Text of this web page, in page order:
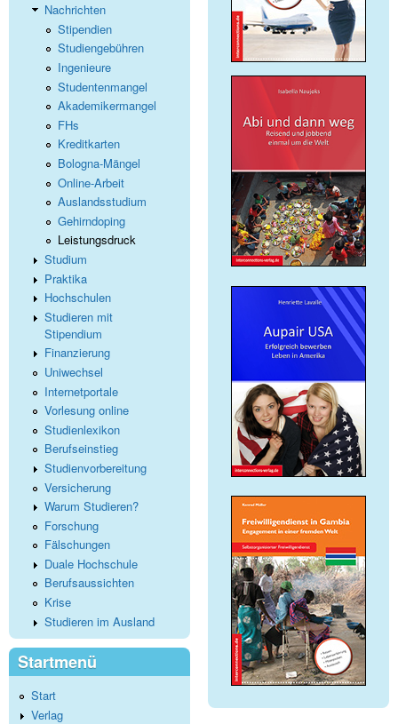
Nachrichten
Stipendien
Studiengebühren
Ingenieure
Studentenmangel
Akademikermangel
FHs
Kreditkarten
Bologna-Mängel
Online-Arbeit
Auslandsstudium
Gehirndoping
Leistungsdruck
Studium
Praktika
Hochschulen
Studieren mit
Stipendium
Finanzierung
Uniwechsel
Internetportale
Vorlesung online
Studienlexikon
Berufseinstieg
Studienvorbereitung
Versicherung
Warum Studieren?
Forschung
Fälschungen
Duale Hochschule
Berufsaussichten
Krise
Studieren im Ausland
Startmenü
Start
Verlag